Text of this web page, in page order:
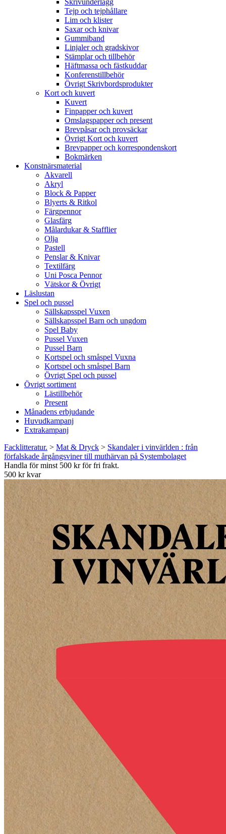
Skrivunderlägg
Tejp och tejphållare
Lim och klister
Saxar och knivar
Gummiband
Linjaler och gradskivor
Stämplar och tillbehör
Häftmassa och fästkuddar
Konferenstillbehör
Övrigt Skrivbordsprodukter
Kort och kuvert
Kuvert
Finpapper och kuvert
Omslagspapper och present
Brevpåsar och provsäckar
Övrigt Kort och kuvert
Brevpapper och korrespondenskort
Bokmärken
Konstnärsmaterial
Akvarell
Akryl
Block & Papper
Blyerts & Ritkol
Färgpennor
Glasfärg
Målardukar & Stafflier
Olja
Pastell
Penslar & Knivar
Textilfärg
Uni Posca Pennor
Vätskor & Övrigt
Läslustan
Spel och pussel
Sällskapsspel Vuxen
Sällskapsspel Barn och ungdom
Spel Baby
Pussel Vuxen
Pussel Barn
Kortspel och småspel Vuxna
Kortspel och småspel Barn
Övrigt Spel och pussel
Övrigt sortiment
Lästillbehör
Present
Månadens erbjudande
Huvudkampanj
Extrakampanj
Facklitteratur. > Mat & Dryck > Skandaler i vinvärlden : från
förfalskade årgångsviner till muthärvan på Systembolaget
Handla för minst 500 kr för fri frakt.
500 kr kvar